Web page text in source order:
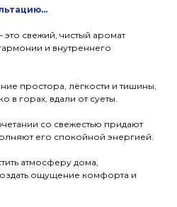
это свежий, чистый аромат
и внутреннего
простора, лёгкости и тишины,
в горах, вдали от суеты.
со свежестью придают
его спокойной энергией.
атмосферу дома,
ощущение комфорта и